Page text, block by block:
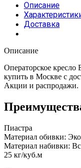
Описание
Доставка
Описание
Операторское
купить в Москве с
Акции и распродажи.
Пиастра
Материал обивки:
Материал набивки:
25 кг/куб.м